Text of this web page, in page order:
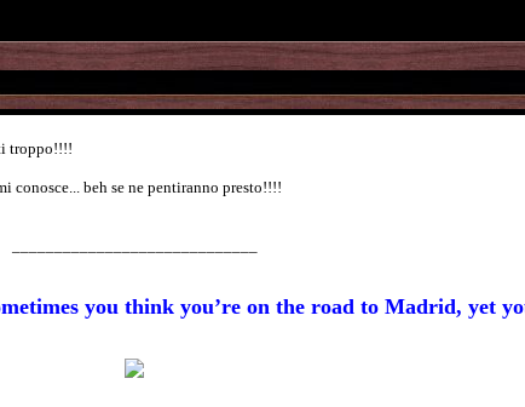
troppo!!!!
conosce... beh se ne pentiranno presto!!!!
you think you’re on the road to Madrid, yet